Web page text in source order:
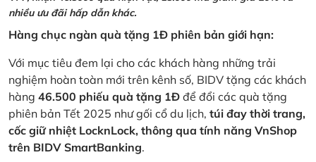
nhiều ưu đãi hấp dẫn khác.
Hàng chục ngàn quà tặng 1Đ phiên bản giới hạn:
Với mục tiêu đem lại cho các khách hàng những trải
nghiệm hoàn toàn mới trên kênh số, BIDV tặng các khách
hàng 46.500 phiếu quà tặng 1Đ để đổi các quà tặng
phiên bản Tết 2025 như gối cổ du lịch, túi đay thời trang,
cốc giữ nhiệt LocknLock, thông qua tính năng VnShop
trên BIDV SmartBanking.